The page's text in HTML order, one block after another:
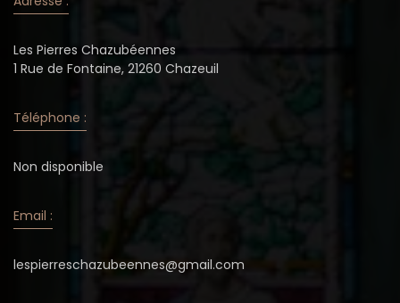
Les Pierres Chazubéennes
1 Rue de Fontaine, 21260 Chazeuil
Téléphone :
Non disponible
Email :
lespierreschazubeennes@gmail.com